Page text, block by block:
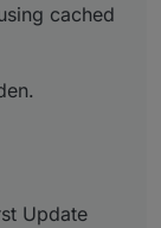
cached
Update